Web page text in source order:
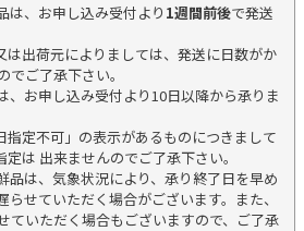
は、お申し込み受付より 1週間前後で発送
出荷元によりましては、発送に日数がか
でご了承下さい。
、お申し込み受付より10日以降から承りま
指定不可」の表示があるものにつきまして
は 出来ませんのでご了承下さい。
品は、気象状況により、承り終了日を早め
らせていただく場合がございます。また、
ていただく場合もございますので、ご了承